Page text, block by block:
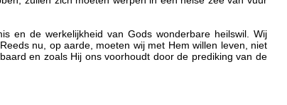
en de werkelijkheid van Gods wonderbare heilswil. Wij
nu, op aarde, moeten wij met Hem willen leven, niet
en zoals Hij ons voorhoudt door de prediking van de